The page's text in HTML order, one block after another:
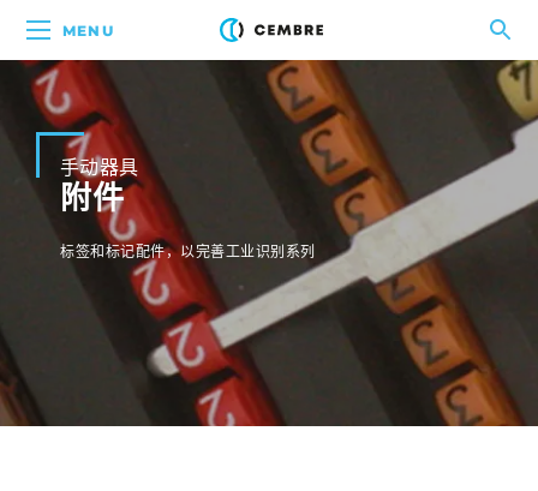
MENU
手动器具
附件
标签和标记配件，以完善工业识别系列